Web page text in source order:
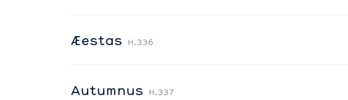
Æestas H.336
Autumnus H.337